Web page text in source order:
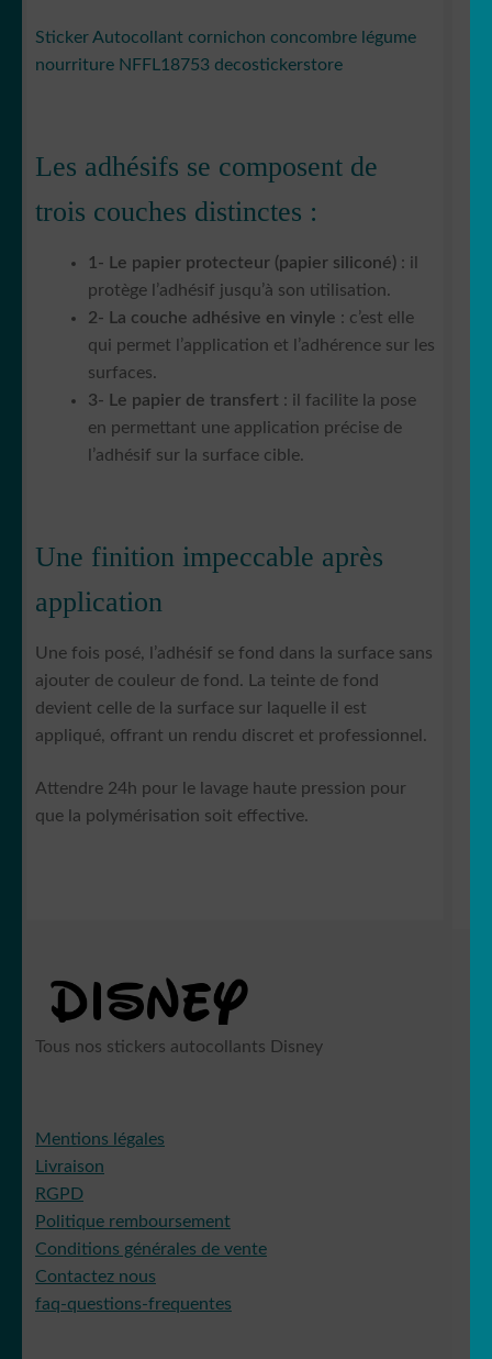
Sticker Autocollant cornichon concombre légume
nourriture NFFL18753 decostickerstore
Les adhésifs se composent de
trois couches distinctes :
1- Le papier protecteur (papier siliconé) : il
protège l’adhésif jusqu’à son utilisation.
2- La couche adhésive en vinyle : c’est elle
qui permet l’application et l’adhérence sur les
surfaces.
3- Le papier de transfert : il facilite la pose
en permettant une application précise de
l’adhésif sur la surface cible.
Une finition impeccable après
application
Une fois posé, l’adhésif se fond dans la surface sans
ajouter de couleur de fond. La teinte de fond
devient celle de la surface sur laquelle il est
appliqué, offrant un rendu discret et professionnel.
Attendre 24h pour le lavage haute pression pour
que la polymérisation soit effective.
Tous nos stickers autocollants Disney
Mentions légales
Livraison
RGPD
Politique remboursement
Conditions générales de vente
Contactez nous
faq-questions-frequentes